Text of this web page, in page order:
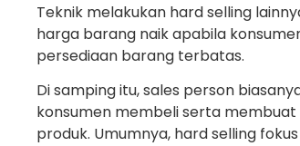
Teknik melakukan hard selling
harga barang naik apabila
persediaan barang terbatas.
Di samping itu, sales person
konsumen membeli serta
produk. Umumnya, hard selling